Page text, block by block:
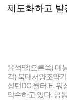
제도화하고
윤석열(오른쪽) 대
각) 북대서양조약
싱턴DC 월터 E.
악수하고 있다. 공